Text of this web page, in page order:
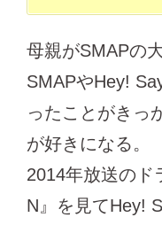
母親がSMAPの
SMAPやHey!
ったことがきっ
が好きになる。
2014年放送のド
N』を見てHey!